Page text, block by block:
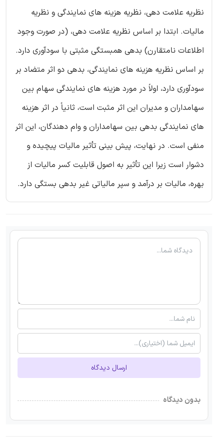
نظریه علامت دهی، نظریه هزینه های نمایندگی و نظریه
مالیات. ابتدا بر اساس نظریه علامت دهی، (در صورت وجود
اطلاعات نامتقارن) بدهی همبستگی مثبتی با سودآوری دارد.
بر اساس نظریه هزینه های نمایندگی، بدهی دو اثر متضاد بر
سودآوری دارد، اولاً در مورد هزینه های نمایندگی سهام بین
سهامداران و مدیران این اثر مثبت است، ثانیاً در اثر هزینه
های نمایندگی بدهی بین سهامداران و وام دهندگان، این اثر
منفی است. در نهایت، پیش بینی تأثیر مالیات پیچیده و
دشوار است زیرا این تأثیر به اصول قابلیت کسر مالیات از
بهره، مالیات بر درآمد و سپر مالیاتی غیر بدهی بستگی دارد.
ارسال دیدگاه
بدون دیدگاه